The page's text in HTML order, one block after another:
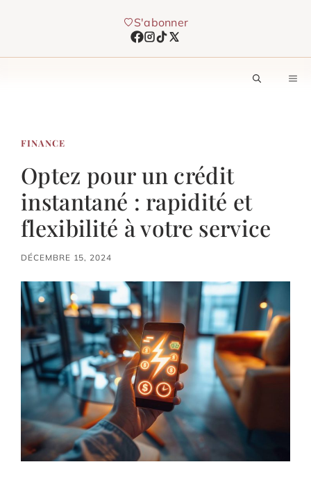
S'abonner
FINANCE
Optez pour un crédit
instantané : rapidité et
flexibilité à votre service
DÉCEMBRE 15, 2024